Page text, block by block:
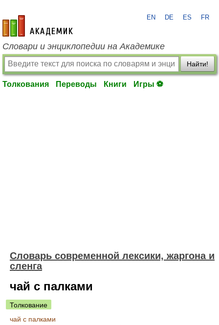
academic.ru
EN DE ES FR
Словари и энциклопедии на Академике
Найти!
Толкования Переводы Книги Игры ⚽
Cловарь современной лексики, жаргона и
сленга
чай с палками
Толкование
чай с палками